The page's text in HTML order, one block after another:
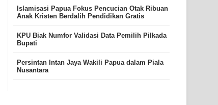
Islamisasi Papua Fokus Pencucian Otak Ribuan
Anak Kristen Berdalih Pendidikan Gratis
KPU Biak Numfor Validasi Data Pemilih Pilkada
Bupati
Persintan Intan Jaya Wakili Papua dalam Piala
Nusantara